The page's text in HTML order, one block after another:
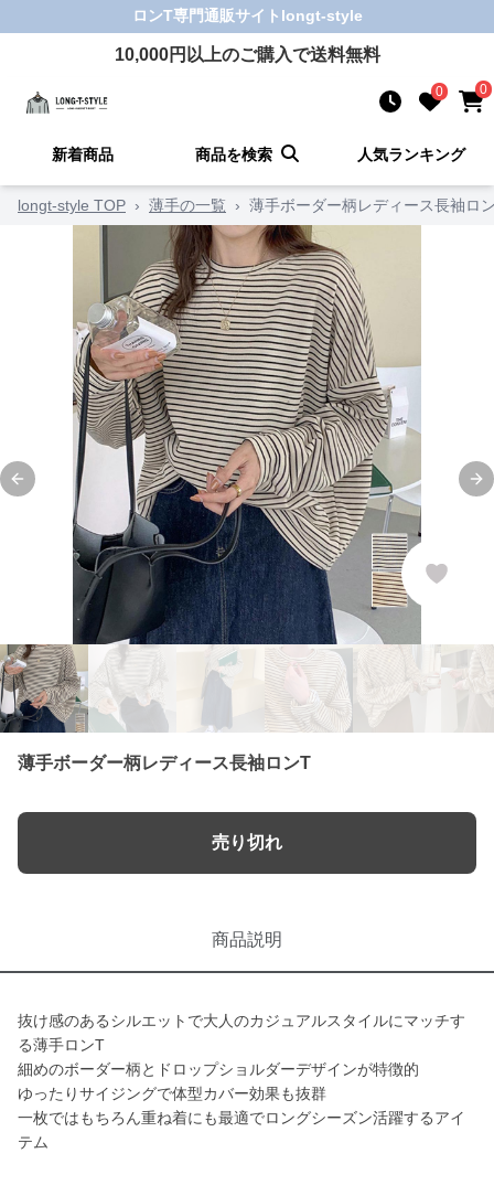
ロンT専門通販サイト longt-style
10,000円以上のご購入で送料無料
0 0
新着商品 商品を検索 人気ランキング
longt-style TOP › 薄手の一覧 › 薄手ボーダー柄レディース長袖ロ
Previous slide
薄手ボーダー柄レディース長袖ロンT
売り切れ
商品説明
抜け感のあるシルエットで大人のカジュアルスタイルにマッチす
る薄手ロンT
細めのボーダー柄とドロップショルダーデザインが特徴的
ゆったりサイジングで体型カバー効果も抜群
一枚ではもちろん重ね着にも最適でロングシーズン活躍するアイ
テム